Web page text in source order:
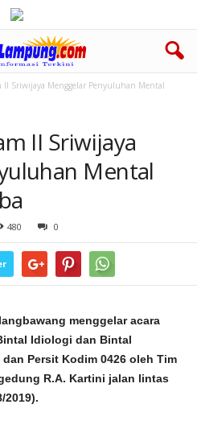
II Sriwijaya Menggelar Penyuluhan Mental
II Sriwijaya
Mental
480 0
menggelar acara
Idiologi dan Bintal
Persit Kodim 0426 oleh Tim
R.A. Kartini jalan lintas
2019).